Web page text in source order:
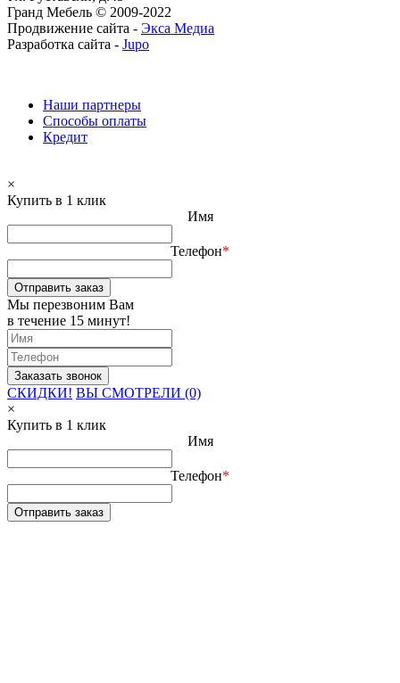
Гранд Мебель © 2009-2022
Продвижение сайта - Экса Медиа
Разработка сайта - Jupo
Наши партнеры
Способы оплаты
Кредит
×
Купить в 1 клик
Имя
Телефон*
Отправить заказ
Мы перезвоним Вам
в течение 15 минут!
СКИДКИ! ВЫ СМОТРЕЛИ (0)
×
Купить в 1 клик
Имя
Телефон*
Отправить заказ